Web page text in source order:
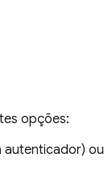
opções:
ou